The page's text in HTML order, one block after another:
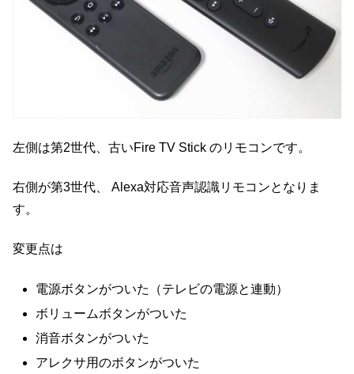
左側は第2世代、古いFire TV Stick のリモコンです。
右側が第3世代、 Alexa対応音声認識リモコンとなりま
す。
変更点は
電源ボタンがついた（テレビの電源と連動）
ボリュームボタンがついた
消音ボタンがついた
アレクサ用のボタンがついた